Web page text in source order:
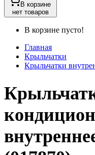
В корзине
нет товаров
В корзине пусто!
Главная
Крыльчатки
Крыльчатки